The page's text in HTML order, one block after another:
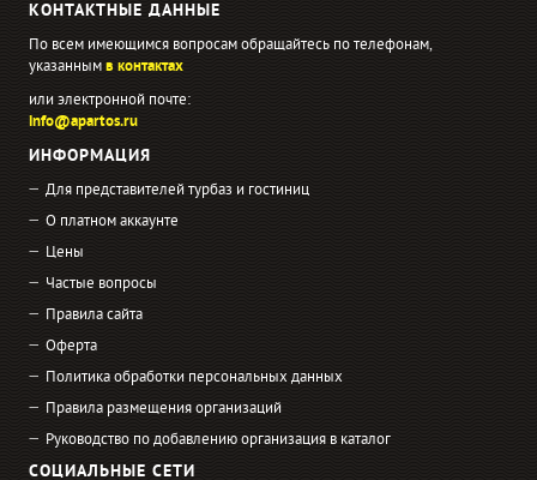
КОНТАКТНЫЕ ДАННЫЕ
По всем имеющимся вопросам обращайтесь по телефонам,
указаннымв контактах
или электронной почте:
info@apartos.ru
ИНФОРМАЦИЯ
Для представителей турбаз и гостиниц
О платном аккаунте
Цены
Частые вопросы
Правила сайта
Оферта
Политика обработки персональных данных
Правила размещения организаций
Руководство по добавлению организация в каталог
СОЦИАЛЬНЫЕ СЕТИ